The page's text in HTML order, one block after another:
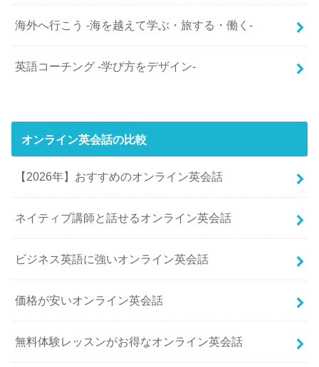
海外へ行こう -海を越えて学ぶ・旅する・働く-
英語コーチング -学び方をデザイン-
オンライン英会話の比較
【2026年】おすすめのオンライン英会話
ネイティブ講師と話せるオンライン英会話
ビジネス英語に強いオンライン英会話
価格が安いオンライン英会話
無料体験レッスンがお得なオンライン英会話